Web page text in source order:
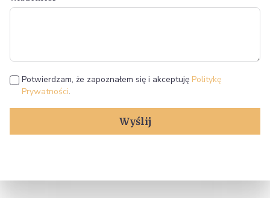
Potwierdzam, że zapoznałem się i akceptuję Politykę
Prywatności.
Wyślij